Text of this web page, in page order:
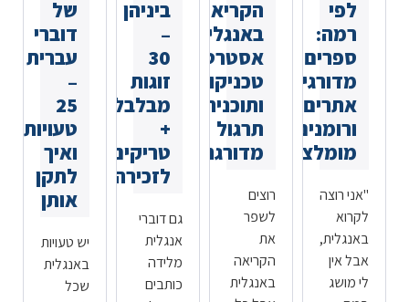
לפי
רמה:
ספרים
מדורגים,
אתרים
ורומנים
מומלצים
"אני רוצה
לקרוא
באנגלית,
אבל אין
לי מושג
הקריאה
באנגלית:
אסטרטגיות,
טכניקות
ותוכנית
תרגול
מדורגת
רוצים
לשפר
את
הקריאה
באנגלית
ביניהן
–
30
זוגות
מבלבלים
+
טריקים
לזכירה
גם דוברי
אנגלית
מלידה
כותבים
של
דוברי
עברית
–
25
טעויות
ואיך
לתקן
אותן
יש טעויות
באנגלית
שכל